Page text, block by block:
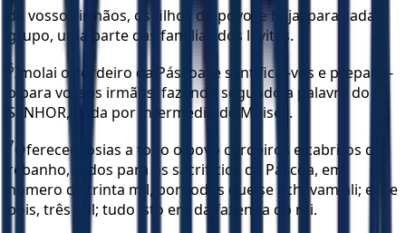
de vossos irmãos, os filhos do povo; e haja, para cada
grupo, uma parte das famílias dos levitas.
6Imolai o cordeiro da Páscoa; e santificai-vos e preparai-
o para vossos irmãos, fazendo segundo a palavra do
SENHOR, dada por intermédio de Moisés.
7Ofereceu Josias a todo o povo cordeiros e cabritos do
rebanho, todos para os sacrifícios da Páscoa, em
número de trinta mil, por todos que se achavam ali; e, de
bois, três mil; tudo isto era da fazenda do rei.